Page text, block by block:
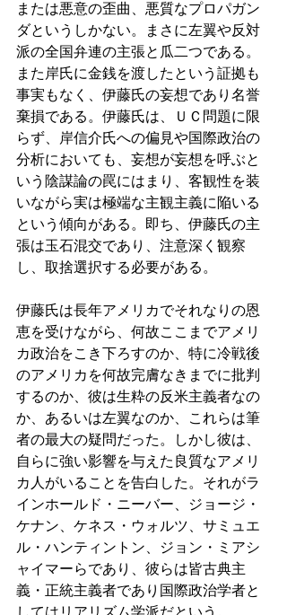
または悪意の歪曲、悪質なプロパガン
ダというしかない。まさに左翼や反対
派の全国弁連の主張と瓜二つである。
また岸氏に金銭を渡したという証拠も
事実もなく、伊藤氏の妄想であり名誉
棄損である。伊藤氏は、ＵＣ問題に限
らず、岸信介氏への偏見や国際政治の
分析においても、妄想が妄想を呼ぶと
いう陰謀論の罠にはまり、客観性を装
いながら実は極端な主観主義に陥いる
という傾向がある。即ち、伊藤氏の主
張は玉石混交であり、注意深く観察
し、取捨選択する必要がある。
伊藤氏は長年アメリカでそれなりの恩
恵を受けながら、何故ここまでアメリ
カ政治をこき下ろすのか、特に冷戦後
のアメリカを何故完膚なきまでに批判
するのか、彼は生粋の反米主義者なの
か、あるいは左翼なのか、これらは筆
者の最大の疑問だった。しかし彼は、
自らに強い影響を与えた良質なアメリ
カ人がいることを告白した。それがラ
インホールド・ニーバー、ジョージ・
ケナン、ケネス・ウォルツ、サミュエ
ル・ハンティントン、ジョン・ミアシ
ャイマーらであり、彼らは皆古典主
義・正統主義者であり国際政治学者と